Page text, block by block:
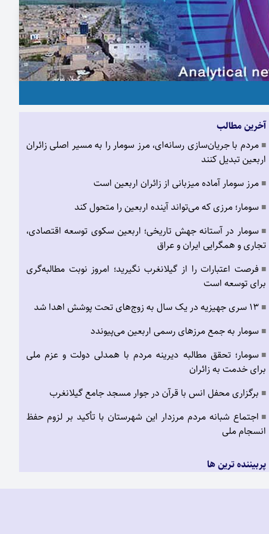
آخرین مطالب
■ مردم با جریان‌سازی رسانه‌ای، مرز سومار را به مسیر اصلی زائران
اربعین تبدیل کنند
■ مرز سومار آماده میزبانی از زائران اربعین است
■ سومار؛ مرزی که می‌تواند آینده اربعین را متحول کند
■ سومار در آستانه جهش تاریخی؛ اربعین سکوی توسعه اقتصادی،
تجاری و همگرایی ایران و عراق
■ فرصت اعتبارات را از گیلانغرب نگیرید؛ امروز نوبت مطالبه‌گری
برای توسعه است
■ ۱۳ سری جهیزیه در یک سال به زوج‌های تحت پوشش اهدا شد
■ سومار به جمع مرزهای رسمی اربعین می‌پیوندد
■ سومار؛ تحقق مطالبه دیرینه مردم با همدلی دولت و عزم ملی
برای خدمت به زائران
■ برگزاری محفل انس با قرآن در جوار مسجد جامع گیلانغرب
■ اجتماع شبانه مردم مرزدار این شهرستان با تأکید بر لزوم حفظ
انسجام ملی
پربیننده ترین ها